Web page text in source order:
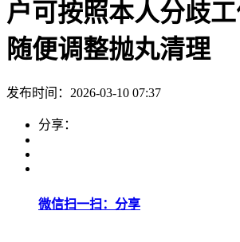
户可按照本人分歧
随便调整抛丸清理
发布时间：2026-03-10 07:37
分享：
微信扫一扫：分享